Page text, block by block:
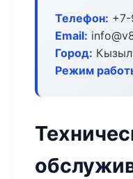
Телефон: +7-
Email:
Город: Кызыл
Режим